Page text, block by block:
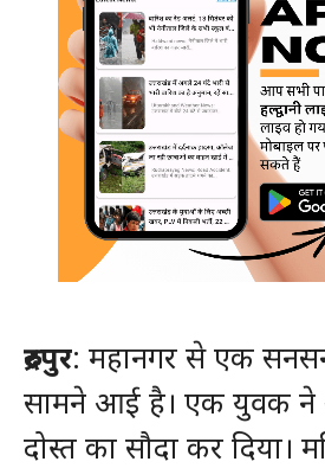
रुद्रपुर: महानगर से एक
सामने आई है। एक युवक ने
दोस्त का सौदा कर दिया।